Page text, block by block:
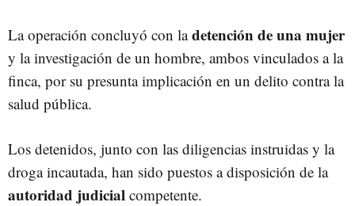
La operación concluyó con ladetención de una mujer
y la investigación de un hombre, ambos vinculados a la
finca, por su presunta implicación en un delito contra la
salud pública.
Los detenidos, junto con las diligencias instruidas y la
droga incautada, han sido puestos a disposición de la
autoridad judicial competente.